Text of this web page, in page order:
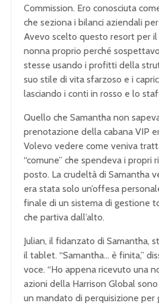
Commission. Ero conosciuta
che seziona i bilanci aziendali
Avevo scelto questo resort per
nonna proprio perché
stesse usando i profitti della
suo stile di vita sfarzoso e i
lasciando i conti in rosso e lo
Quello che Samantha non
prenotazione della cabana VIP
Volevo vedere come veniva
“comune” che spendeva i propri
posto. La crudeltà di Samantha
era stata solo un’offesa
finale di un sistema di gestione
che partiva dall’alto.
Julian, il fidanzato di Samantha,
il tablet. “Samantha… è finita,”
voce. “Ho appena ricevuto una
azioni della Harrison Global
un mandato di perquisizione per